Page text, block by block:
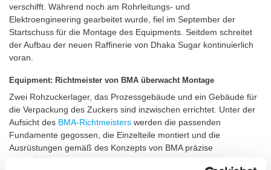
verschifft. Während noch am Rohrleitungs- und
Elektroengineering gearbeitet wurde, fiel im September der
Startschuss für die Montage des Equipments. Seitdem schreitet
der Aufbau der neuen Raffinerie von Dhaka Sugar kontinuierlich
voran.
Equipment: Richtmeister von BMA überwacht Montage
Zwei Rohzuckerlager, das Prozessgebäude und ein Gebäude für
die Verpackung des Zuckers sind inzwischen errichtet. Unter der
Aufsicht des BMA-Richtmeisters werden die passenden
Fundamente gegossen, die Einzelteile montiert und die
Ausrüstungen gemäß des Konzepts von BMA präzise
ausgerichtet.